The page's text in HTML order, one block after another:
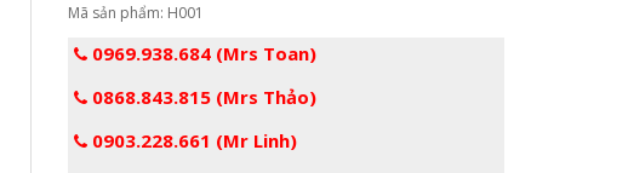
Mã sản phẩm: H001
0969.938.684 (Mrs Toan)
0868.843.815 (Mrs Thảo)
0903.228.661 (Mr Linh)